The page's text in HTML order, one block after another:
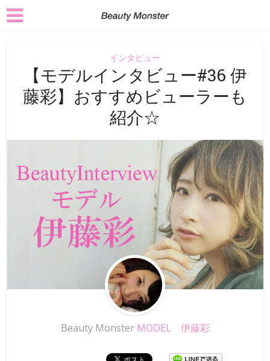
インタビュー
【モデルインタビュー#36 伊
藤彩】おすすめビューラーも
紹介☆
Beauty Monster MODEL 伊藤彩